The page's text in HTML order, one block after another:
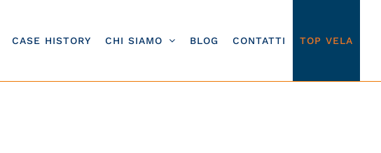
CASE HISTORY CHI SIAMO BLOG CONTATTI TOP VELA